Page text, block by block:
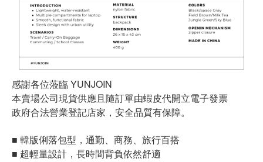
感謝各位蒞臨 YUNJOIN
本賣場公司現貨供應且隨訂單由蝦皮代開立電子發票
政府合法營業登記店家，安全品質有保障。
■ 韓版俐落包型，通勤、商務、旅行百搭
■ 超輕量設計，長時間背負依然舒適